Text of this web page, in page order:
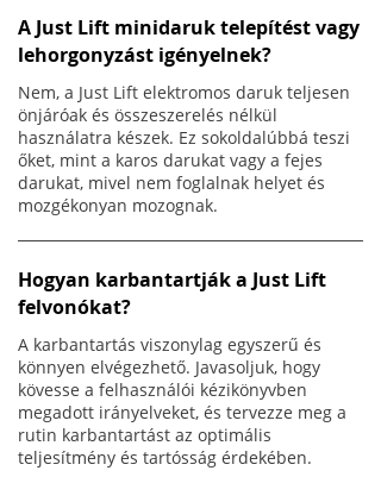
A Just Lift minidaruk telepítést vagy
lehorgonyzást igényelnek?
Nem, a Just Lift elektromos daruk teljesen
önjáróak és összeszerelés nélkül
használatra készek. Ez sokoldalúbbá teszi
őket, mint a karos darukat vagy a fejes
darukat, mivel nem foglalnak helyet és
mozgékonyan mozognak.
Hogyan karbantartják a Just Lift
felvonókat?
A karbantartás viszonylag egyszerű és
könnyen elvégezhető. Javasoljuk, hogy
kövesse a felhasználói kézikönyvben
megadott irányelveket, és tervezze meg a
rutin karbantartást az optimális
teljesítmény és tartósság érdekében.